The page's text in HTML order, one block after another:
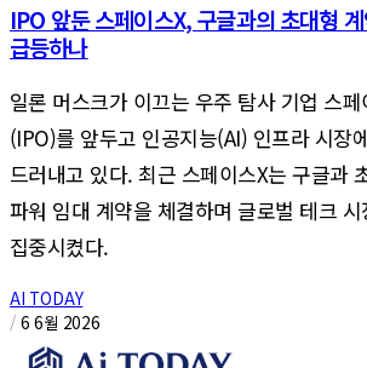
IPO 앞둔 스페이스X, 구글과의 초대형
급등하나
일론 머스크가 이끄는 우주 탐사 기업 스
(IPO)를 앞두고 인공지능(AI) 인프라 시장
드러내고 있다. 최근 스페이스X는 구글과
파워 임대 계약을 체결하며 글로벌 테크
집중시켰다.
AI TODAY
/ 6 6월 2026